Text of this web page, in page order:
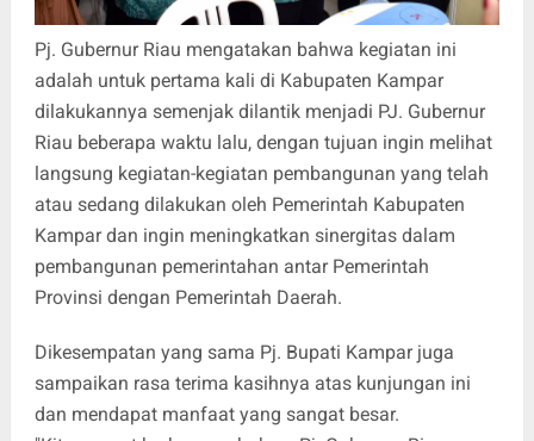
Pj. Gubernur Riau mengatakan bahwa kegiatan ini
adalah untuk pertama kali di Kabupaten Kampar
dilakukannya semenjak dilantik menjadi PJ. Gubernur
Riau beberapa waktu lalu, dengan tujuan ingin melihat
langsung kegiatan-kegiatan pembangunan yang telah
atau sedang dilakukan oleh Pemerintah Kabupaten
Kampar dan ingin meningkatkan sinergitas dalam
pembangunan pemerintahan antar Pemerintah
Provinsi dengan Pemerintah Daerah.
Dikesempatan yang sama Pj. Bupati Kampar juga
sampaikan rasa terima kasihnya atas kunjungan ini
dan mendapat manfaat yang sangat besar.